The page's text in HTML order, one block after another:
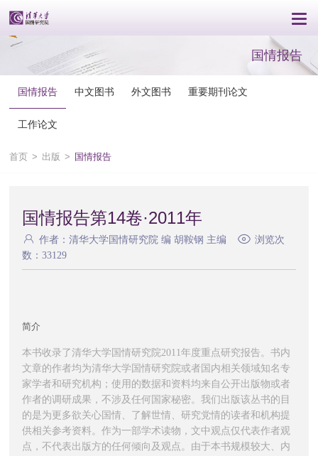
国情报告
国情报告 中文图书 外文图书 重要期刊论文
工作论文
首页 > 出版 > 国情报告
国情报告第14卷·2011年
作者：清华大学国情研究院 编 胡鞍钢 主编
浏览次
数：33129
简介
本书收录了清华大学国情研究院2011年度重点研究报告。书内
文章的作者均为清华大学国情研究院或者国内相关领域知名专
家学者和研究机构；使用的数据和资料均来自公开出版物或者
作者的调研成果，不涉及任何国家秘密。我们出版该丛书的目
的是为更多欲关心国情、了解世情、研究党情的读者和机构提
供相关参考资料。作为一部学术读物，文中观点仅代表作者观
点，不代表出版方的任何倾向及观点。由于本书规模较大、内